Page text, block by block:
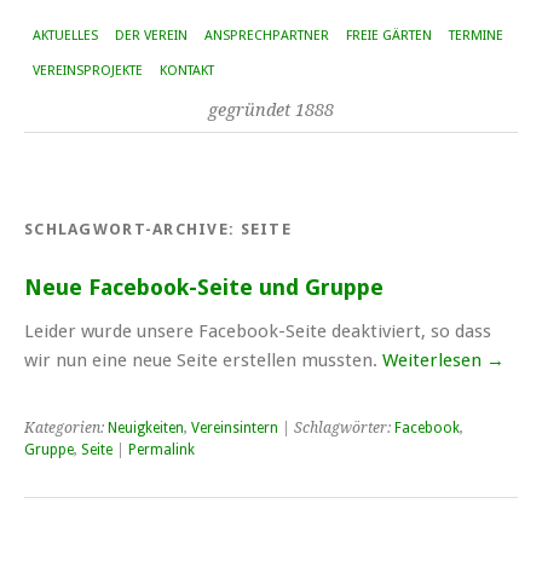
AKTUELLES DER VEREIN ANSPRECHPARTNER FREIE GÄRTEN TERMINE
VEREINSPROJEKTE KONTAKT
gegründet 1888
SCHLAGWORT-ARCHIVE: SEITE
Neue Facebook-Seite und Gruppe
Leider wurde unsere Facebook-Seite deaktiviert, so dass
wir nun eine neue Seite erstellen mussten. Weiterlesen →
Kategorien: Neuigkeiten, Vereinsintern | Schlagwörter: Facebook,
Gruppe, Seite Permalink